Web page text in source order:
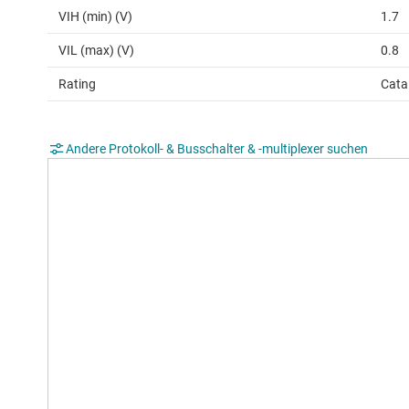
VIH (min) (V) 1.7
VIL (max) (V) 0.8
Rating
Andere Protokoll- & Busschalter & -multiplexer suchen